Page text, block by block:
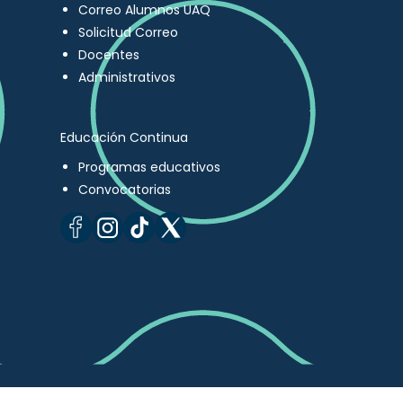
Correo Alumnos UAQ
Solicitud Correo
Docentes
Administrativos
Educación Continua
Programas educativos
Convocatorias